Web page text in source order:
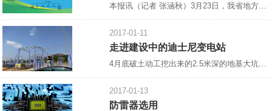
2017-01-11
走进建设中的迪士尼变电站
2017-01-13
防雷器选用